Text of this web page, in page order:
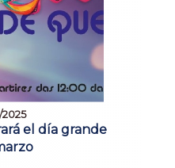
2025
el día grande